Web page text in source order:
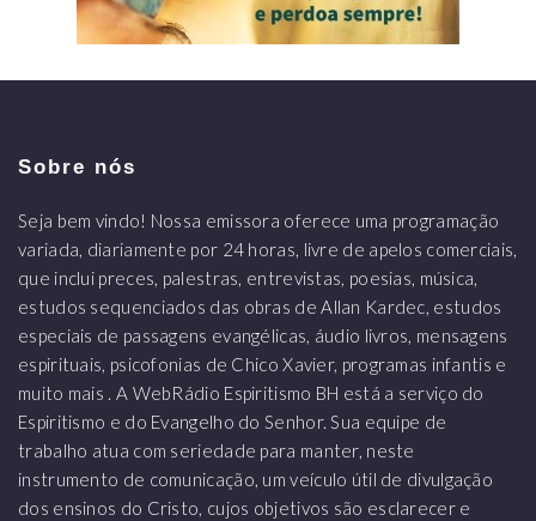
Sobre nós
Seja bem vindo! Nossa emissora oferece uma programação
variada, diariamente por 24 horas, livre de apelos comerciais,
que inclui preces, palestras, entrevistas, poesias, música,
estudos sequenciados das obras de Allan Kardec, estudos
especiais de passagens evangélicas, áudio livros, mensagens
espirituais, psicofonias de Chico Xavier, programas infantis e
muito mais . A WebRádio Espiritismo BH está a serviço do
Espiritismo e do Evangelho do Senhor. Sua equipe de
trabalho atua com seriedade para manter, neste
instrumento de comunicação, um veículo útil de divulgação
dos ensinos do Cristo, cujos objetivos são esclarecer e